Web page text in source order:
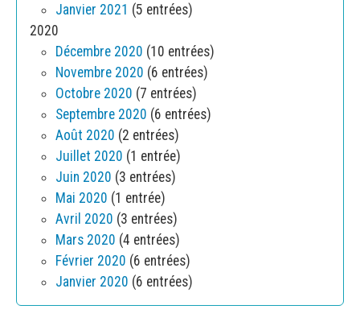
Janvier 2021 (5 entrées)
2020
Décembre 2020 (10 entrées)
Novembre 2020 (6 entrées)
Octobre 2020 (7 entrées)
Septembre 2020 (6 entrées)
Août 2020 (2 entrées)
Juillet 2020 (1 entrée)
Juin 2020 (3 entrées)
Mai 2020 (1 entrée)
Avril 2020 (3 entrées)
Mars 2020 (4 entrées)
Février 2020 (6 entrées)
Janvier 2020 (6 entrées)